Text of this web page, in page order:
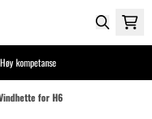
kompetanse
for H6